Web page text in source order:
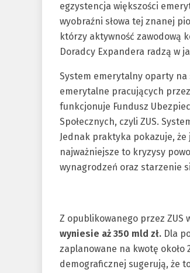
egzystencja większości
wyobraźni słowa tej znanej
którzy aktywność zawodową
Doradcy Expandera radzą w
System emerytalny oparty na
emerytalne pracujących
funkcjonuje Fundusz
Społecznych, czyli ZUS.
Jednak praktyka pokazuje,
najważniejsze to kryzysy
wynagrodzeń oraz starzenie
Z opublikowanego przez ZUS
wyniesie aż 350 mld zł. Dla
zaplanowane na kwotę
demograficznej sugerują, że